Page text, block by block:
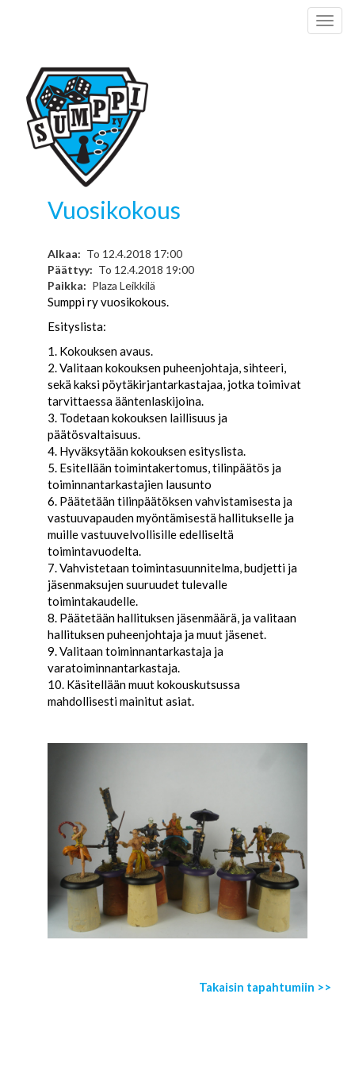
Vuosikokous
Alkaa
To 12.4.2018 17:00
Päättyy
To 12.4.2018 19:00
Paikka
Plaza Leikkilä
Sumppi ry vuosikokous.
Esityslista:
1. Kokouksen avaus.
2. Valitaan kokouksen puheenjohtaja, sihteeri,
sekä kaksi pöytäkirjantarkastajaa, jotka toimivat
tarvittaessa ääntenlaskijoina.
3. Todetaan kokouksen laillisuus ja
päätösvaltaisuus.
4. Hyväksytään kokouksen esityslista.
5. Esitellään toimintakertomus, tilinpäätös ja
toiminnantarkastajien lausunto
6. Päätetään tilinpäätöksen vahvistamisesta ja
vastuuvapauden myöntämisestä hallitukselle ja
muille vastuuvelvollisille edelliseltä
toimintavuodelta.
7. Vahvistetaan toimintasuunnitelma, budjetti ja
jäsenmaksujen suuruudet tulevalle
toimintakaudelle.
8. Päätetään hallituksen jäsenmäärä, ja valitaan
hallituksen puheenjohtaja ja muut jäsenet.
9. Valitaan toiminnantarkastaja ja
varatoiminnantarkastaja.
10. Käsitellään muut kokouskutsussa
mahdollisesti mainitut asiat.
Takaisin tapahtumiin >>